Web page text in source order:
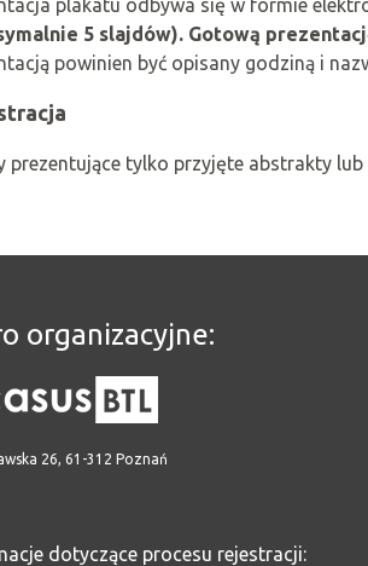
plakatu odbywa się w formie
5 slajdów). Gotową
powinien być opisany godziną i
prezentujące tylko przyjęte abstrakty
organizacyjne:
26, 61-312 Poznań
dotyczące procesu rejestracji: